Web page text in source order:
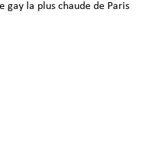
gay la plus chaude de Paris